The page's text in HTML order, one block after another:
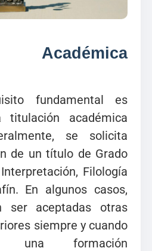
Académica
fundamental es
académica
se solicita
de un título de Grado
Filología
En algunos casos,
ser aceptadas otras
siempre y cuando
una formación